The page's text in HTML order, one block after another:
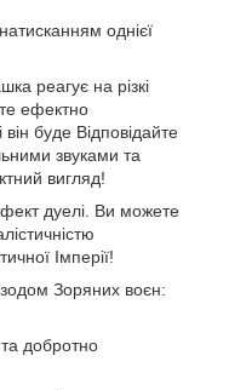
однієї
реагує на різкі
ефектно
буде Відповідайте
звуками та
вигляд!
дуелі. Ви можете
Імперії!
Зоряних воєн:
добротно